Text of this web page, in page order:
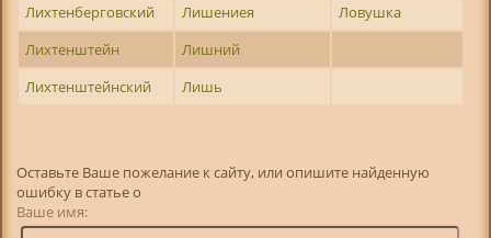
Лихтенберговский
Лишениея
Ловушка
Лихтенштейн
Лишний
Лихтенштейнский
Лишь
Оставьте Ваше пожелание к сайту, или опишите найденную
ошибку в статье о
Ваше имя: